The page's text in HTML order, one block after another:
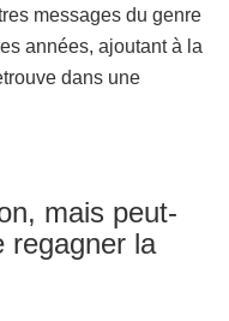
messages du genre
années, ajoutant à la
dans une
mais peut-
regagner la